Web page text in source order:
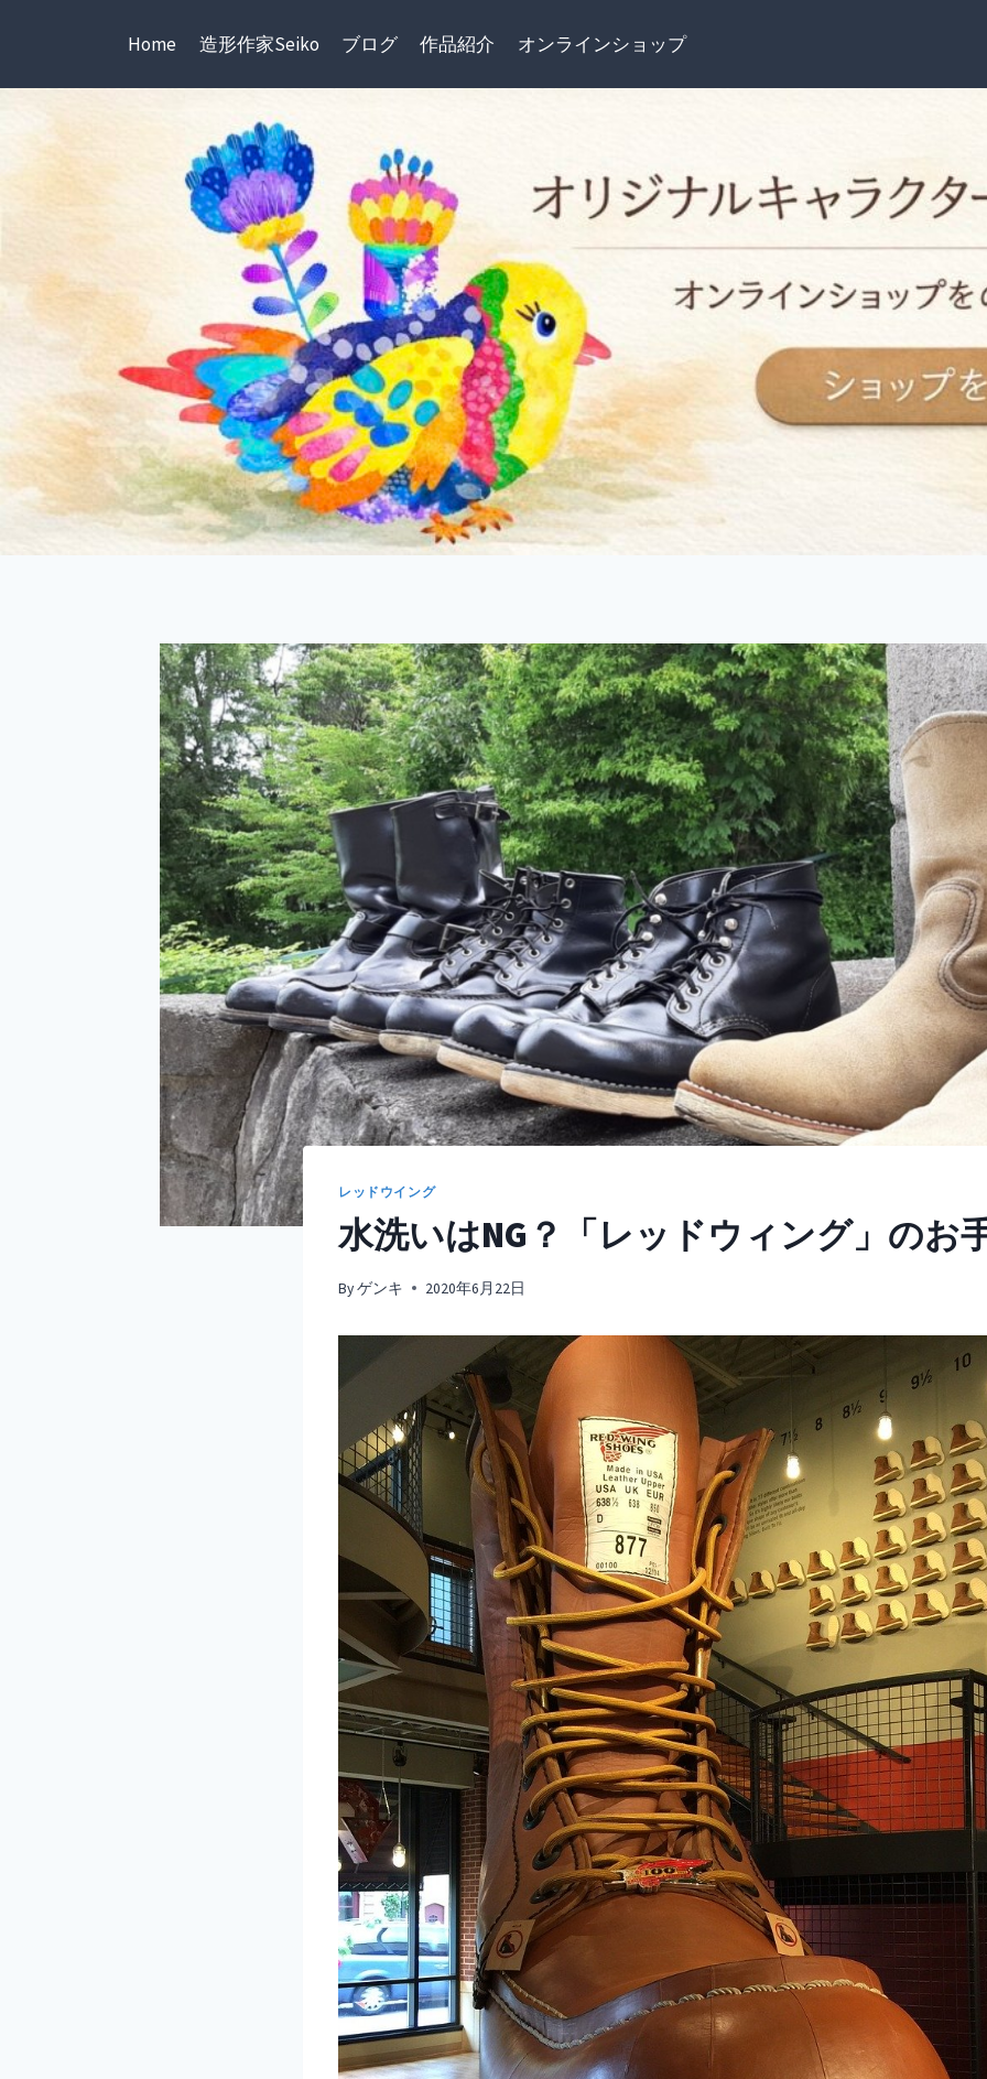
Home 造形作家Seiko ブログ 作品紹介 オンラインショップ
レッドウイング
水洗いはNG？「レッドウィング」のお
Byゲンキ 2020年6月22日